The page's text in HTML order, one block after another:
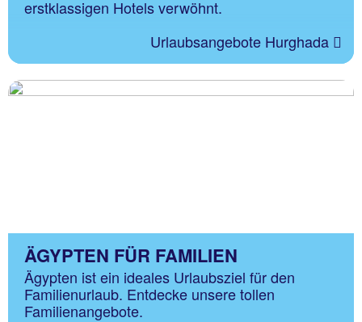
erstklassigen Hotels verwöhnt.
Urlaubsangebote Hurghada
ÄGYPTEN FÜR FAMILIEN
Ägypten ist ein ideales Urlaubsziel für den
Familienurlaub. Entdecke unsere tollen
Familienangebote.